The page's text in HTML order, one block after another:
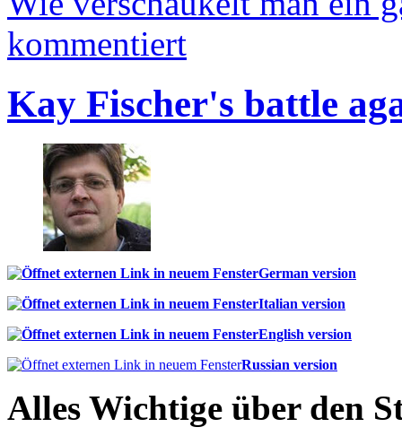
kommentiert
Kay Fischer's battle
German version
Italian version
English version
Russian version
Alles Wichtige über den